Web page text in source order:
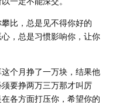
比，总是见不得你好的
，总是习惯影响你，让你
个月挣了一万块，结果他
要挣两万三万那才叫厉
各方面打压你，希望你的